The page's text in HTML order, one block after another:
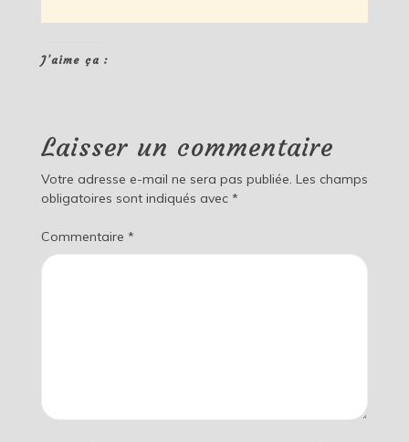
J’aime ça :
Laisser un commentaire
Votre adresse e-mail ne sera pas publiée. Les champs
obligatoires sont indiqués avec *
Commentaire *